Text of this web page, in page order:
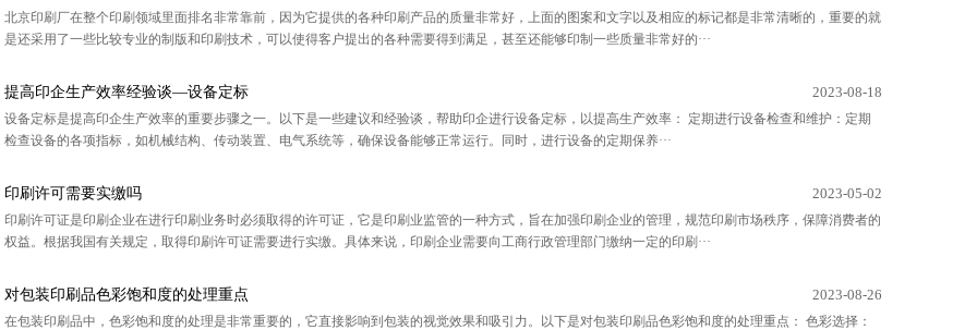
北京印刷厂在整个印刷领域里面排名非常靠前，因为它提供的各种印刷产品的质量非常好，上面的图案和文字以及相应的标记都是非常清晰的，重要的就
是还采用了一些比较专业的制版和印刷技术，可以使得客户提出的各种需要得到满足，甚至还能够印制一些质量非常好的···
提高印企生产效率经验谈—设备定标 2023-08-18
设备定标是提高印企生产效率的重要步骤之一。以下是一些建议和经验谈，帮助印企进行设备定标，以提高生产效率： 定期进行设备检查和维护：定期
检查设备的各项指标，如机械结构、传动装置、电气系统等，确保设备能够正常运行。同时，进行设备的定期保养···
印刷许可需要实缴吗 2023-05-02
印刷许可证是印刷企业在进行印刷业务时必须取得的许可证，它是印刷业监管的一种方式，旨在加强印刷企业的管理，规范印刷市场秩序，保障消费者的
权益。根据我国有关规定，取得印刷许可证需要进行实缴。具体来说，印刷企业需要向工商行政管理部门缴纳一定的印刷···
对包装印刷品色彩饱和度的处理重点 2023-08-26
在包装印刷品中，色彩饱和度的处理是非常重要的，它直接影响到包装的视觉效果和吸引力。以下是对包装印刷品色彩饱和度的处理重点： 色彩选择：